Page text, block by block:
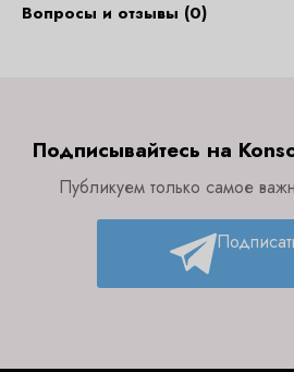
Вопросы и отзывы (0)
Подписывайтесь на
Публикуем только самое